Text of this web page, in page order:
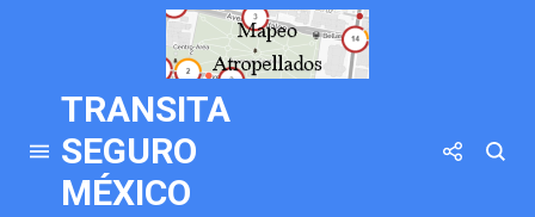
TRANSITA
SEGURO
MÉXICO